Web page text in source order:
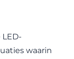
waarin